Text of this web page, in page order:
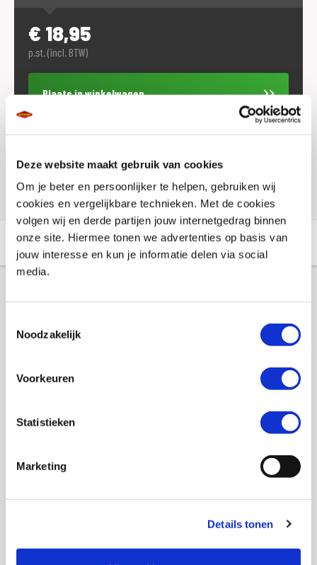
Deze website maakt gebruik van cookies
Om je beter en persoonlijker te helpen, gebruiken wij
cookies en vergelijkbare technieken. Met de cookies
volgen wij en derde partijen jouw internetgedrag binnen
onze site. Hiermee tonen we advertenties op basis van
jouw interesse en kun je informatie delen via social
media.
Noodzakelijk
Voorkeuren
Statistieken
Marketing
Details tonen
€ 18,95
p.st. (incl. BTW)
Plaats in winkelwagen
Voorraad vestigingen
Check de voorraad eenvoudig en snel online
Aanvullende informatie Winkelvoorraad
Aanvullende informatie
Gewicht
Artikelnummer